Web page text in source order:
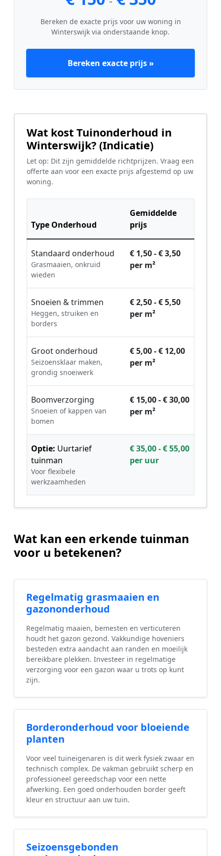
Bereken de exacte prijs voor uw woning in
Winterswijk via onderstaande knop.
Bereken exacte prijs »
Wat kost Tuinonderhoud in
Winterswijk? (Indicatie)
Let op: Dit zijn gemiddelde richtprijzen. Vraag een
offerte aan voor een exacte prijs afgestemd op uw
woning.
Type Onderhoud
Gemiddelde
prijs
Standaard onderhoud
Grasmaaien, onkruid
wieden
€ 1,50 - € 3,50
per m²
Snoeien & trimmen
Heggen, struiken en
borders
€ 2,50 - € 5,50
per m²
Groot onderhoud
Seizoensklaar maken,
grondig snoeiwerk
€ 5,00 - € 12,00
per m²
Boomverzorging
Snoeien of kappen van
bomen
€ 15,00 - € 30,00
per m²
Optie: Uurtarief
tuinman
Voor flexibele
werkzaamheden
€ 35,00 - € 55,00
per uur
Wat kan een erkende tuinman
voor u betekenen?
Regelmatig grasmaaien en
gazononderhoud
Regelmatig maaien, bemesten en verticuteren
houdt het gazon gezond. Vakkundige hoveniers
besteden extra aandacht aan randen en moeilijk
bereikbare plekken. Investeer in regelmatige
verzorging voor een gazon waar u trots op kunt
zijn.
Borderonderhoud voor bloeiende
planten
Voor veel tuineigenaren is dit werk fysiek zwaar en
technisch complex. De vakman gebruikt scherp en
professioneel gereedschap voor een nette
afwerking. Een goed onderhouden border geeft
kleur en structuur aan uw tuin.
Seizoensgebonden